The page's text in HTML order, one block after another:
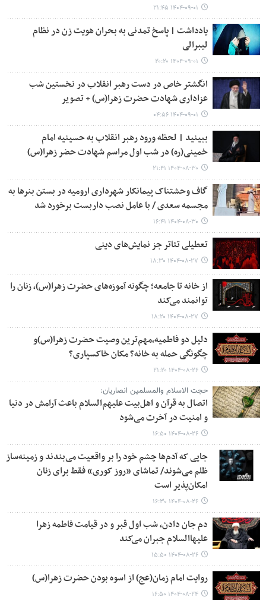
۱۴۰۴-۰۹-۰۱ ۲۱:۴۵
یادداشت | پاسخ تمدنی به بحران هویت زن در نظام
لیبرالی
۱۴۰۴-۰۹-۰۱ ۲۰:۲۰
انگشتر خاص در دست رهبر انقلاب در نخستین شب
عزاداری شهادت حضرت زهرا(س) + تصویر
۱۴۰۴-۰۹-۰۱ ۰۴:۵۶
ببینید | لحظه ورود رهبر انقلاب به حسینیه امام
خمینی(ره) در شب اول مراسم شهادت حضر زهرا(س)
۱۴۰۴-۰۸-۳۰ ۲۱:۴۱
گاف وحشتناک پیمانکار شهرداری ارومیه در بستن بنرها به
مجسمه سعدی / با عامل نصب داربست برخورد شد
۱۴۰۴-۰۸-۳۰ ۱۶:۴۱
تعطیلی تئاتر جز نمایش‌های دینی
۱۴۰۴-۰۸-۲۷ ۱۸:۳۰
از خانه تا جامعه؛ چگونه آموزه‌های حضرت زهرا(س)، زنان را
توانمند می‌کند
۱۴۰۴-۰۸-۲۷ ۱۸:۲۰
دلیل دو فاطمیه،مهم‌ترین وصیت حضرت زهرا(س)و
چگونگی حمله به خانه؟ مکان خاکسپاری؟
۱۴۰۴-۰۸-۲۶ ۲۱:۲۰
حجت الاسلام والمسلمین انصاریان:
اتصال به قرآن و اهل‌بیت علیهم‌السلام باعث آرامش در دنیا
و امنیت در آخرت می‌شود
۱۴۰۴-۰۸-۲۶ ۱۶:۵۰
جایی که آدم‌ها چشم‌ خود را بر واقعیت می‌بندند و زمینه‌ساز
ظلم می‌شوند/ تماشای «روز کوری» فقط برای زنان
امکان‌پذیر است
۱۴۰۴-۰۸-۲۶ ۱۶:۳۰
دم جان دادن، شب اول قبر و در قیامت فاطمه زهرا
علیهاالسلام جبران می‌کند
۱۴۰۴-۰۸-۲۶ ۱۵:۵۰
روایت امام زمان(عج) از اسوه بودن حضرت زهرا(س)
۱۴۰۴-۰۸-۲۴ ۱۶:۵۰